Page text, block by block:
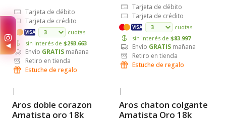
Tarjeta de débito
Tarjeta de crédito
VISA
cuotas
sin interés de $293.663
Envío GRATIS mañana
Retiro en tienda
Estuche de regalo
Tarjeta de débito
Tarjeta de crédito
VISA
cuotas
sin interés de $83.997
Envío GRATIS mañana
Retiro en tienda
Estuche de regalo
Envío Gratis
|
Aros doble corazon
Amatista oro 18k
Envío Gratis
|
Aros chaton colgante
Amatista Oro 18k
◀